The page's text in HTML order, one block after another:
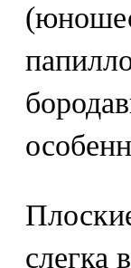
слегка